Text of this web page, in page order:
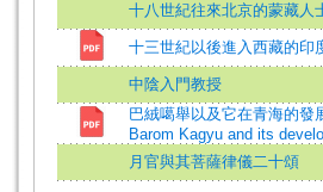
十八世紀往來北京的蒙藏人
十三世紀以後進入西藏的印
中陰入門教授
巴絨噶舉以及它在青海的發
Barom Kagyu and its
月官與其菩薩律儀二十頌